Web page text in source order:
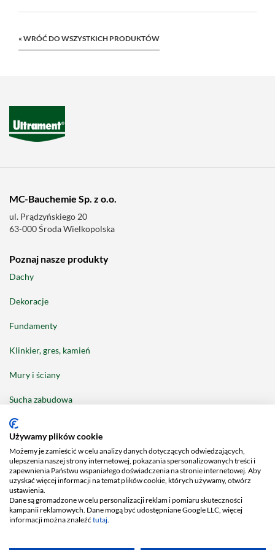
« WRÓĆ DO WSZYSTKICH PRODUKTÓW
MC-Bauchemie Sp. z o.o.
ul. Prądzyńskiego 20
63-000 Środa Wielkopolska
Poznaj nasze produkty
Dachy
Dekoracje
Fundamenty
Klinkier, gres, kamień
Mury i ściany
Sucha zabudowa
Tarasy i balkony
Facebook
Piszemy dla:
Kapitał zakładowy: 5.000.000 PLN
Używamy plików cookie
Możemy je zamieścić w celu analizy danych dotyczących odwiedzających,
ulepszenia naszej strony internetowej, pokazania spersonalizowanych treści i
zapewnienia Państwu wspaniałego doświadczenia na stronie internetowej. Aby
uzyskać więcej informacji na temat plików cookie, których używamy, otwórz
ustawienia.
Dane są gromadzone w celu personalizacji reklam i pomiaru skuteczności
kampanii reklamowych. Dane mogą być udostępniane Google LLC, więcej
informacji można znaleźć tutaj.